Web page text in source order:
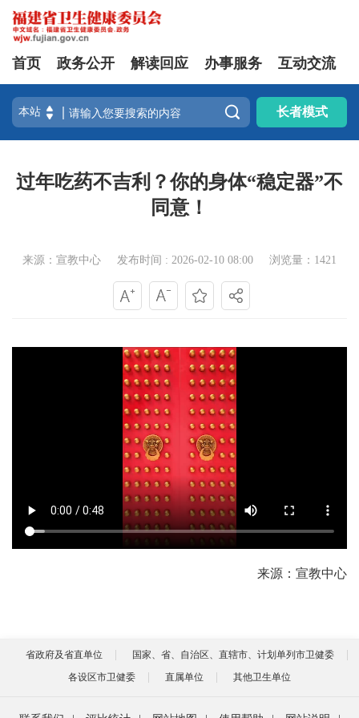
首页 政务公开 解读回应 办事服务 互动交流
 长者模式
过年吃药不吉利？你的身体“稳定器”不
同意！
来源：宣教中心 发布时间 : 2026-02-10 08:00 浏览量：1421
来源：宣教中心
省政府及省直单位
国家、省、自治区、直辖市、计划单列市卫健委
各设区市卫健委
直属单位 其他卫生单位